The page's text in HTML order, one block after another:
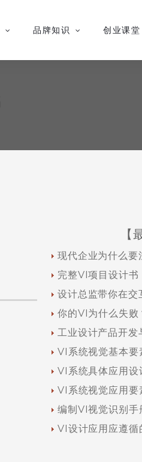
品牌知识 创业课堂
【
现代企业为什么要
完整VI项目设计书
设计总监带你在交
你的VI为什么失败
工业设计产品开发
VI系统视觉基本要
VI系统具体应用设
VI系统视觉应用要
编制VI视觉识别手
VI设计应用应遵循